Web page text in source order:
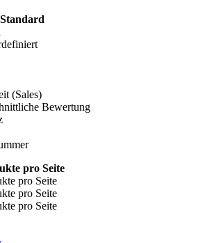
Standard
(Sales)
Bewertung
pro Seite
pro Seite
pro Seite
pro Seite